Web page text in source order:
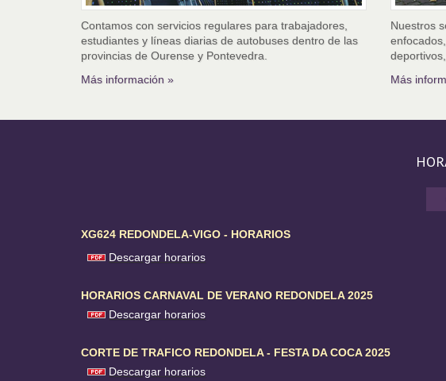
Contamos con servicios regulares para trabajadores,
estudiantes y líneas diarias de autobuses dentro de las
provincias de Ourense y Pontevedra.
Más información »
Nuestros
Más
XG624 REDONDELA-VIGO - HORARIOS
Descargar horarios
HORARIOS CARNAVAL DE VERANO REDONDELA 2025
Descargar horarios
CORTE DE TRAFICO REDONDELA - FESTA DA COCA 2025
Descargar horarios